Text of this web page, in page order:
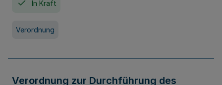
In Kraft
Verordnung
Verordnung zur Durchführung des